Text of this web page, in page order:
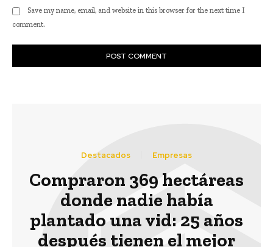
Save my name, email, and website in this browser for the next time I
comment.